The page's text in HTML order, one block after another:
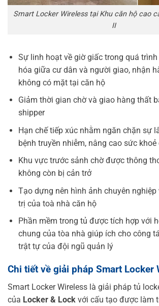
Smart Locker Wireless tại Khu căn hộ cao
II
Sự linh hoạt về giờ giấc trong quá
hóa giữa cư dân và người giao, nhận
không có mặt tại căn hộ
Giảm thời gian chờ và giao hàng thất
shipper
Hạn chế tiếp xúc nhằm ngăn chặn sự
bệnh truyền nhiễm, nâng cao sức
Khu vực trước sảnh chờ được thông
không còn bị cản trở
Tạo dựng nên hình ảnh chuyên
trị của toà nhà căn hộ
Phần mềm trong tủ được tích hợp với
chung của tòa nhà giúp ích cho công
trật tự của đội ngũ quản lý
Chi tiết về giải pháp Smart Locker
Smart Locker Wireless là giải pháp tủ
của Locker & Lock với cấu tạo được làm